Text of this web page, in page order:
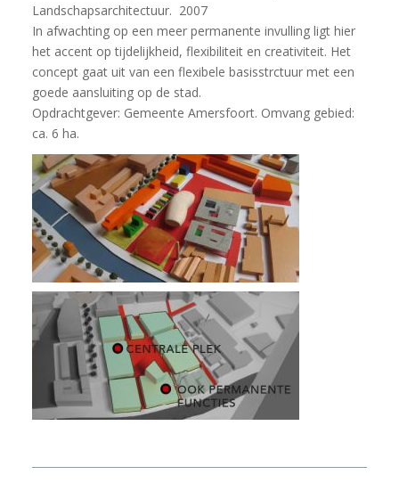
Landschapsarchitectuur. 2007
In afwachting op een meer permanente invulling ligt hier
het accent op tijdelijkheid, flexibiliteit en creativiteit. Het
concept gaat uit van een flexibele basisstrctuur met een
goede aansluiting op de stad.
Opdrachtgever: Gemeente Amersfoort. Omvang gebied:
ca. 6 ha.